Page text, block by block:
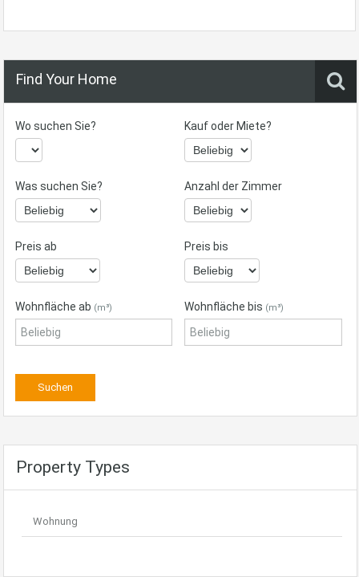
Find Your Home
Wo suchen Sie? Kauf oder Miete?
Was suchen Sie? Anzahl der Zimmer
Preis ab Preis bis
Wohnfläche ab (m³) Wohnfläche bis (m³)
Property Types
Wohnung